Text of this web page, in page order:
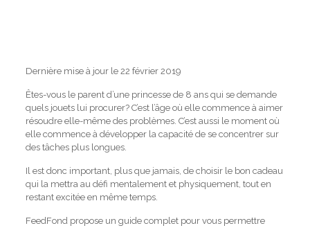
Dernière mise à jour le 22 février 2019
Êtes-vous le parent d’une princesse de 8 ans qui se demande
quels jouets lui procurer? C’est l’âge où elle commence à aimer
résoudre elle-même des problèmes. C’est aussi le moment où
elle commence à développer la capacité de se concentrer sur
des tâches plus longues.
Il est donc important, plus que jamais, de choisir le bon cadeau
qui la mettra au défi mentalement et physiquement, tout en
restant excitée en même temps.
FeedFond propose un guide complet pour vous permettre